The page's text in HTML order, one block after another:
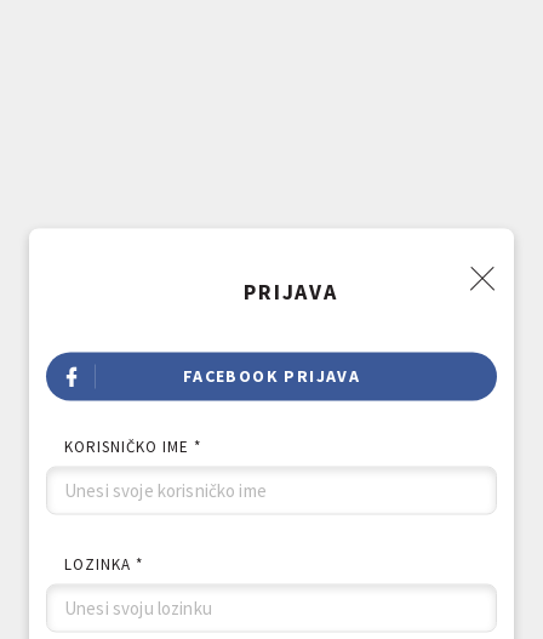
PRIJAVA
FACEBOOK PRIJAVA
KORISNIČKO IME *
LOZINKA *